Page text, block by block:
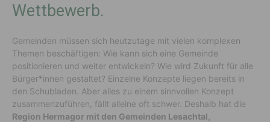
Wettbewerb.
Gemeinden müssen sich heutzutage mit vielen komplexen
Themen beschäftigen: Wie kann sich eine Gemeinde
positionieren und weiter entwickeln? Wie wird Zukunft für alle
Bürger*innen gestaltet? Einzelne Konzepte liegen bereits in
den Schubladen. Aber alles zu einem sinnvollen Konzept
zusammenzuführen, fällt alleine oft schwer. Deshalb hat die
Region Hermagor mit den Gemeinden Lesachtal,